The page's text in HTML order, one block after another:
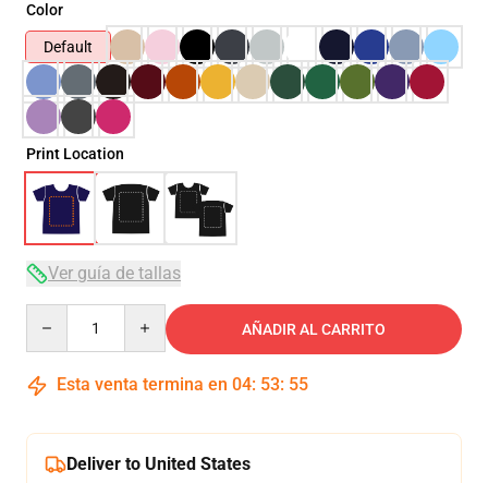
Color
Default
Print Location
Ver guía de tallas
AÑADIR AL CARRITO
Esta venta termina en 04: 53: 54
Deliver to United States